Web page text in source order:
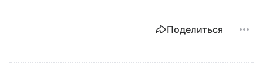
Поделиться